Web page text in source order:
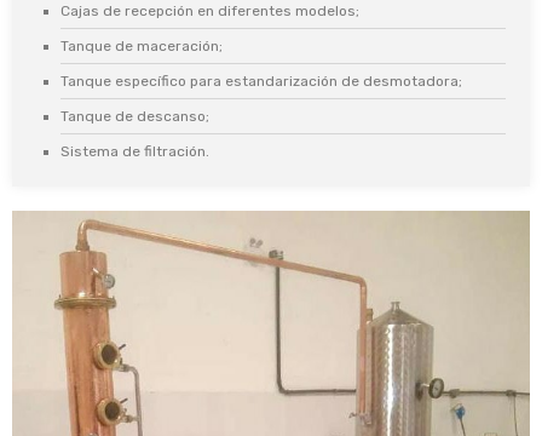
Cajas de recepción en diferentes modelos;
Tanque de maceración;
Tanque específico para estandarización de desmotadora;
Tanque de descanso;
Sistema de filtración.